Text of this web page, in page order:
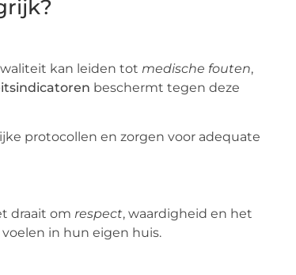
kan leiden tot medische fouten,
beschermt tegen deze
protocollen en zorgen voor adequate
draait om respect, waardigheid en het
voelen in hun eigen huis.